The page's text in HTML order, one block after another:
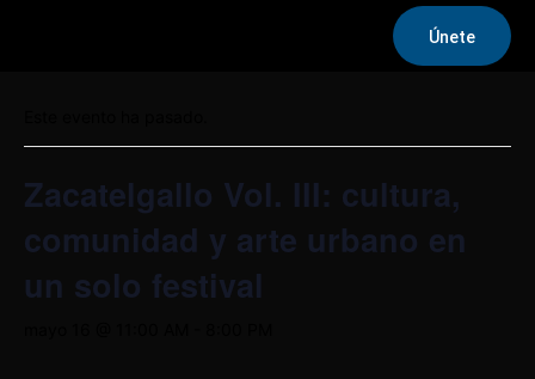
Únete
Zacatelgallo Vol. III: cultura,
comunidad y arte urbano en
un solo festival